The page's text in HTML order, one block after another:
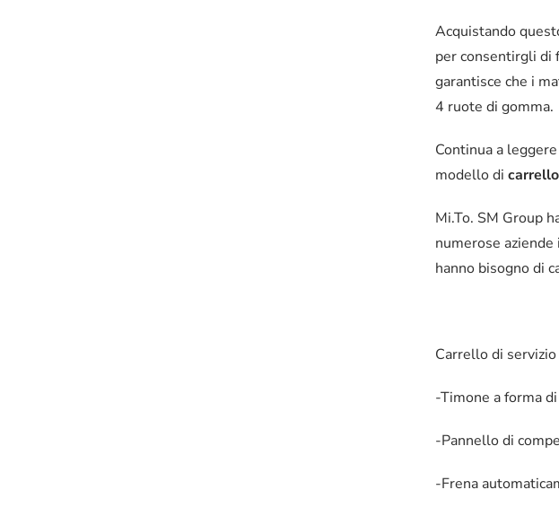
Acquistando
per consentirgli di
garantisce che i
4 ruote di gomma.
Continua a
modello di
Mi.To. SM Group
numerose
hanno bisogno di
Carrello di
-Timone a forma
-Pannello di
-Frena